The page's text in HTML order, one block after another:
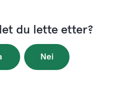
du lette etter?
Nei